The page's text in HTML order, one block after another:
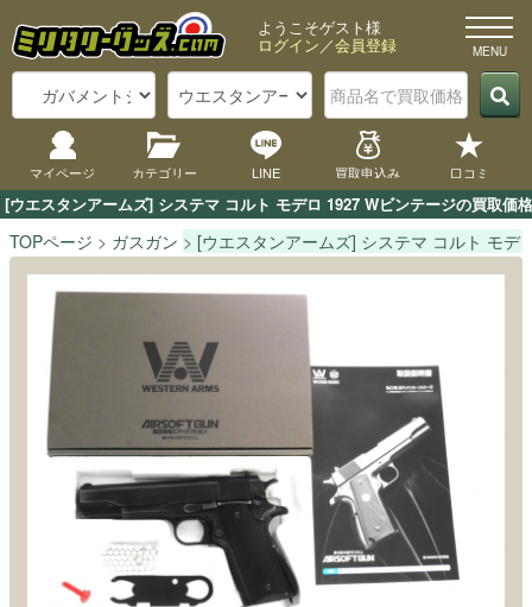
[ウエスタンアームズ] システマ コルト モデロ 1927 Wビンテージの買取
ようこそゲスト様
ログイン／会員登録
マイページ カテゴリー LINE 買取申込み 口コミ
TOPページ ガスガン [ウエスタンアームズ] システマ コルト モデ